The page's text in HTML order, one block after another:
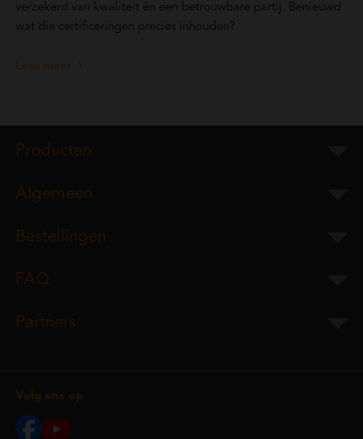
verzekerd van kwaliteit én een betrouwbare partij. Benieuwd
wat die certificeringen precies inhouden?
Lees meer
Producten
Algemeen
Bestellingen
FAQ
Partners
Volg ons op